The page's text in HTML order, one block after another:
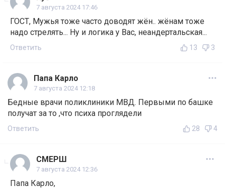
7 августа 2024 17:46
ГОСТ, Мужья тоже часто доводят жён.. жёнам тоже
надо стрелять... Ну и логика у Вас, неандертальская...
Ответить 13 3
Папа Карло
7 августа 2024 12:18
Бедные врачи поликлиники МВД. Первыми по башке
получат за то ,что психа проглядели
Ответить 28 4
СМЕРШ
7 августа 2024 12:36
Папа Карло,